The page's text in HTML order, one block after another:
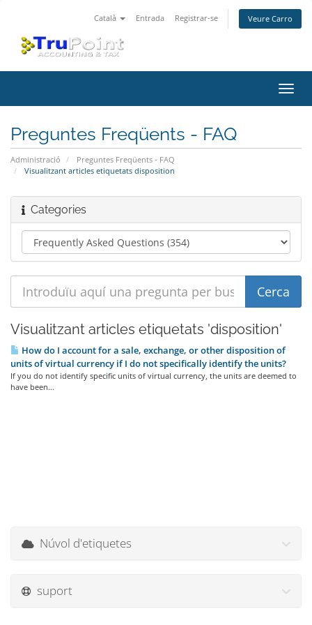
Català Entrada Registrar-se Veure Carro
la
Preguntes Freqüents - FAQ
Administració
Preguntes Freqüents - FAQ
Visualitzant articles etiquetats disposition
Categories
Visualitzant articles etiquetats 'disposition'
How do I account for a sale, exchange, or other disposition of
units of virtual currency if I do not specifically identify the units?
If you do not identify specific units of virtual currency, the units are deemed to
have been...
Núvol d'etiquetes
suport